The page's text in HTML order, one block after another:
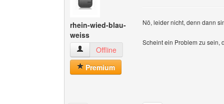
rhein-wied-blau-
weiss
rhein-wied-blau-weiss Benutzer-Profile
Offline
Premium
Nö, leider nicht, denn dann
Scheint ein Problem zu sein,